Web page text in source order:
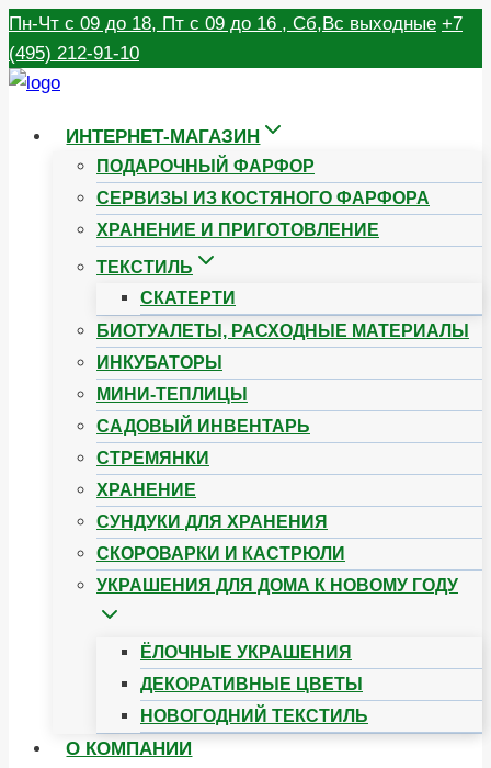
Перейти
к
содержимому
Пн-Чт с 09 до 18, Пт с 09 до 16 , Сб,Вс выходные +7
(495) 212-91-10
ИНТЕРНЕТ-МАГАЗИН
ПОДАРОЧНЫЙ ФАРФОР
СЕРВИЗЫ ИЗ КОСТЯНОГО ФАРФОРА
ХРАНЕНИЕ И ПРИГОТОВЛЕНИЕ
ТЕКСТИЛЬ
СКАТЕРТИ
БИОТУАЛЕТЫ, РАСХОДНЫЕ МАТЕРИАЛЫ
ИНКУБАТОРЫ
МИНИ-ТЕПЛИЦЫ
САДОВЫЙ ИНВЕНТАРЬ
СТРЕМЯНКИ
ХРАНЕНИЕ
СУНДУКИ ДЛЯ ХРАНЕНИЯ
CКОРОВАРКИ И КАСТРЮЛИ
УКРАШЕНИЯ ДЛЯ ДОМА К НОВОМУ ГОДУ
ЁЛОЧНЫЕ УКРАШЕНИЯ
ДЕКОРАТИВНЫЕ ЦВЕТЫ
НОВОГОДНИЙ ТЕКСТИЛЬ
О КОМПАНИИ